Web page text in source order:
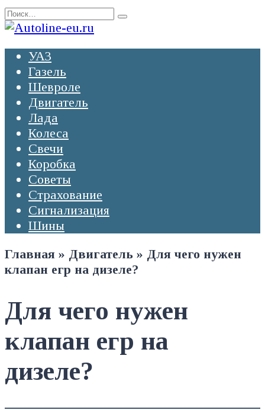
Перейти
к
Search
for:
УАЗ
Газель
Шевроле
Двигатель
Лада
Колеса
Свечи
Коробка
Советы
Страхование
Сигнализация
Шины
Главная » Двигатель » Для чего нужен
клапан егр на дизеле?
Для чего нужен
клапан егр на
дизеле?